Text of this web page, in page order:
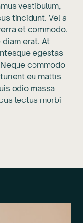
vestibulum,
tincidunt. Vel a
et commodo.
diam erat. At
egestas
commodo
eu mattis
odio massa
lectus morbi